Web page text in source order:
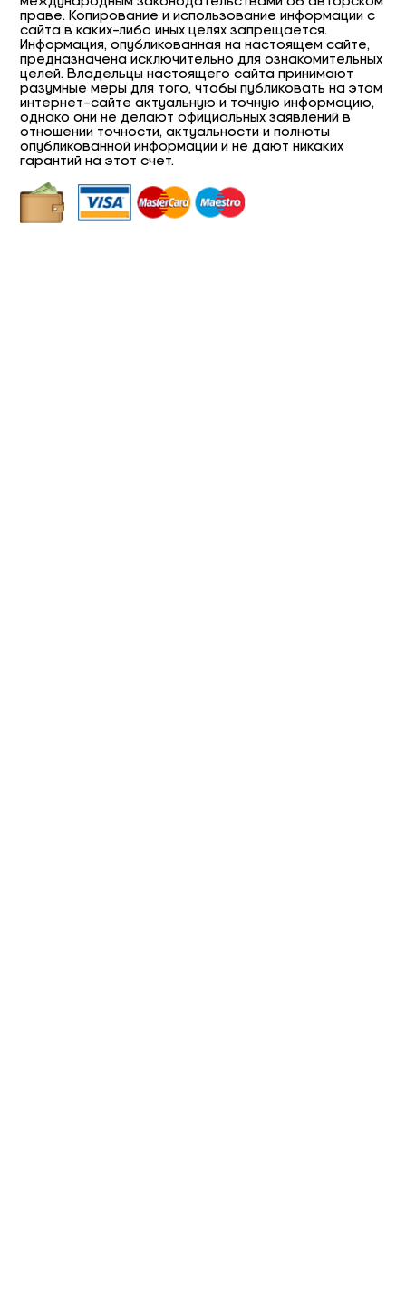
праве. Копирование и использование информации с
сайта в каких-либо иных целях запрещается.
Информация, опубликованная на настоящем сайте,
предназначена исключительно для ознакомительных
целей. Владельцы настоящего сайта принимают
разумные меры для того, чтобы публиковать на этом
интернет-сайте актуальную и точную информацию,
однако они не делают официальных заявлений в
отношении точности, актуальности и полноты
опубликованной информации и не дают никаких
гарантий на этот счет.